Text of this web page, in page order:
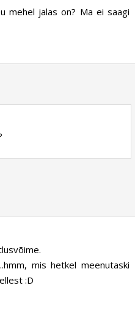
mehel jalas on? Ma ei saagi
mis hetkel meenutaski
:D